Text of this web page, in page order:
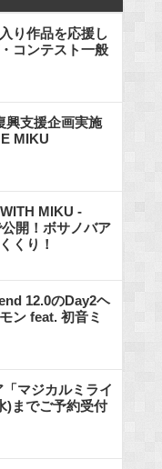
り作品を応援し
コンテスト一般
興支援企画実施
MIKU
MIKU -
開！ボサノバア
くり！
12.0のDay2ヘ
ン feat. 初音ミ
マジカルミライ
)までご予約受付